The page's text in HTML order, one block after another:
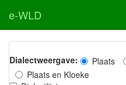
e-WLD
Dialectweergave: Plaats
Plaats en Kloeke